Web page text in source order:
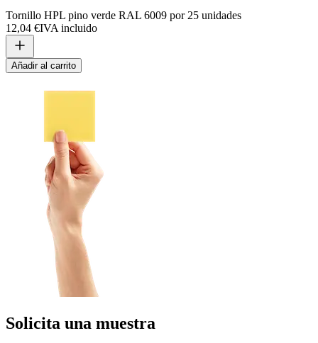
Tornillo HPL pino verde RAL 6009 por 25 unidades
12,04 €IVA incluido
Añadir al carrito
Solicita una muestra